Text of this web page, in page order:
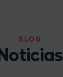
BLOG
Noticias